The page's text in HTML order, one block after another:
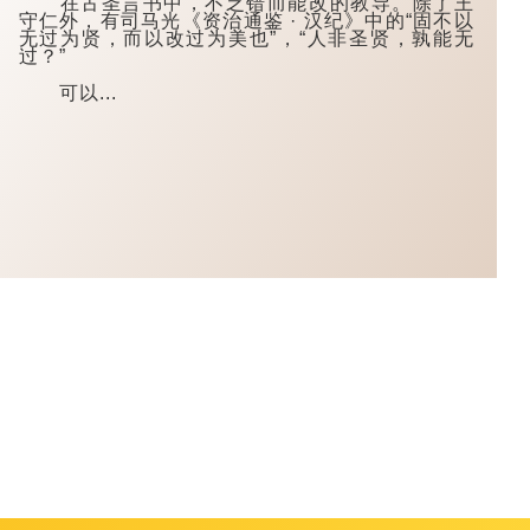
守仁外，有司马光《资治通鉴 · 汉纪》中的“固不以
无过为贤，而以改过为美也”，“人非圣贤，孰能无
过？”
可以...